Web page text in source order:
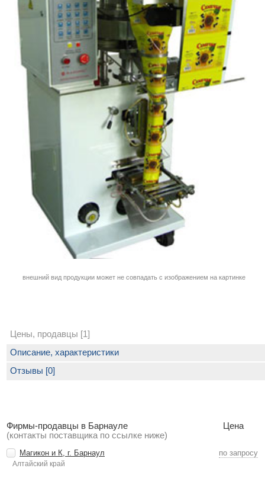
внешний вид продукции может не совпадать с изображением на картинке
Цены, продавцы [1]
Фирмы-продавцы в Барнауле
(контакты поставщика по ссылке ниже)
Цена
Магикон и К, г. Барнаул по запросу
Алтайский край
Описание, характеристики
Отзывы [0]